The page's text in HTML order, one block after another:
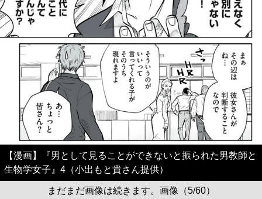
【漫画】『男として見ることができないと振られた男教師と
生物学女子』4（小出もと貴さん提供）
まだまだ画像は続きます。画像（5/60）